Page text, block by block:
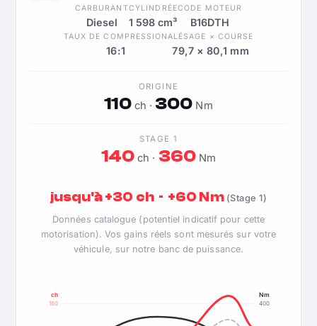
CARBURANT
Diesel
CYLINDRÉE
1 598 cm³
CODE MOTEUR
B16DTH
TAUX DE COMPRESSION
16:1
ALÉSAGE × COURSE
79,7 × 80,1 mm
ORIGINE
110ch · 300 Nm
STAGE 1
140 ch · 360Nm
jusqu'à +30 ch · +60 Nm (Stage 1)
Données catalogue (potentiel indicatif pour cette
motorisation). Vos gains réels sont mesurés sur votre
véhicule, sur notre banc de puissance.
160 400
ch Nm